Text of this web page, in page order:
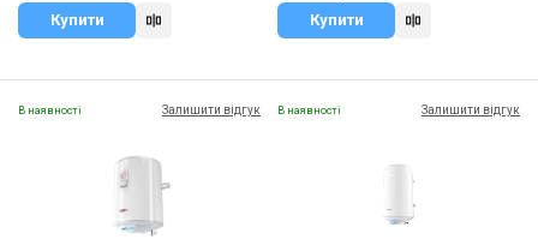
Купити Купити
В наявності Залишити відгук В наявності Залишити відгук